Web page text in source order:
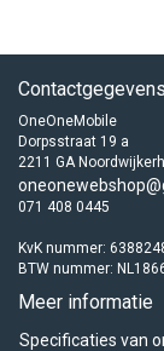
Contactgegevens
OneOneMobile
Dorpsstraat 19 a
2211 GA
071 408 0445
KvK nummer:
BTW nummer:
Meer informatie
Specificaties van